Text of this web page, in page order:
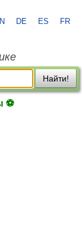
DE ES FR
Найти!
⚽